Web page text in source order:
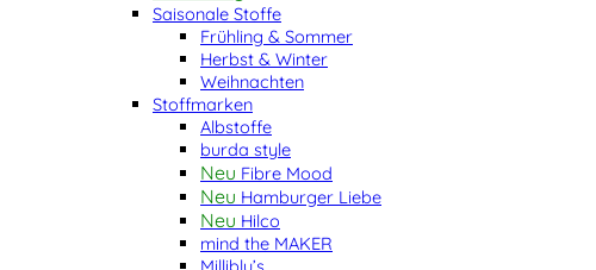
Saisonale Stoffe
Frühling & Sommer
Herbst & Winter
Weihnachten
Stoffmarken
Albstoffe
burda style
Fibre Mood
Hamburger Liebe
Hilco
mind the MAKER